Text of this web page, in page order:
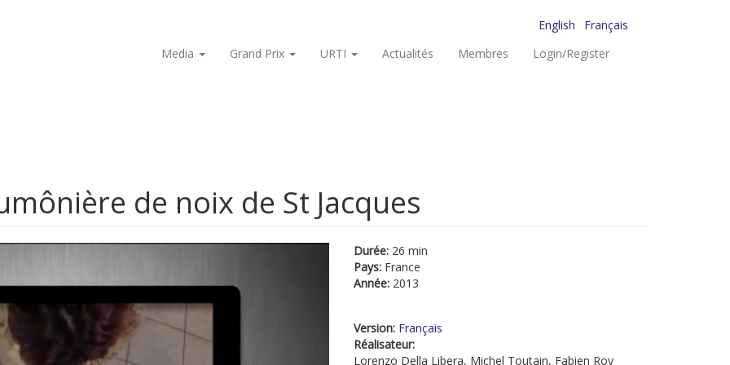
English
Français
Media
Grand Prix URTI Actualités Membres Login/Register
de noix de St Jacques
Durée: 26 min
Pays: France
Année: 2013
Version: Français
Réalisateur:
Lorenzo Della Libera, Michel Toutain, Fabien Roy